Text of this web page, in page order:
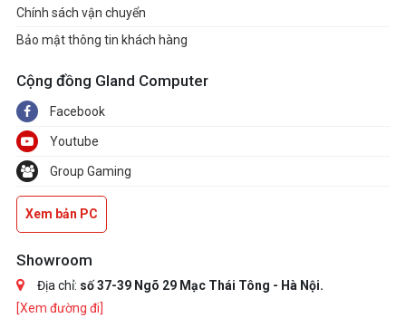
Chính sách vận chuyển
Bảo mật thông tin khách hàng
Cộng đồng Gland Computer
Facebook
Youtube
Group Gaming
Xem bản PC
Showroom
Địa chỉ: số 37-39 Ngõ 29 Mạc Thái Tông - Hà Nội.
[Xem đường đi]